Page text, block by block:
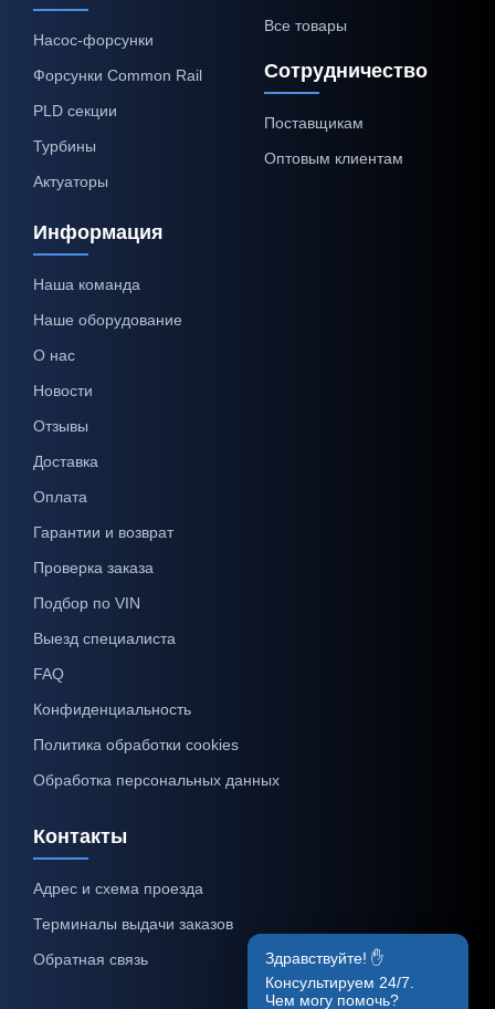
Насос-форсунки
Форсунки Common Rail
PLD секции
Турбины
Актуаторы
Все товары
Сотрудничество
Поставщикам
Оптовым клиентам
Информация
Наша команда
Наше оборудование
О нас
Новости
Отзывы
Доставка
Оплата
Гарантии и возврат
Проверка заказа
Подбор по VIN
Выезд специалиста
FAQ
Конфиденциальность
Политика обработки cookies
Обработка персональных данных
Контакты
Адрес и схема проезда
Терминалы выдачи заказов
Обратная связь
Здравствуйте! ✋
Консультируем 24/7.
Чем могу помочь?